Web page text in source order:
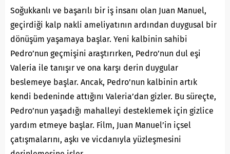
Soğukkanlı ve başarılı bir iş insanı olan Juan Manuel,
geçirdiği kalp nakli ameliyatının ardından duygusal bir
dönüşüm yaşamaya başlar. Yeni kalbinin sahibi
Pedro’nun geçmişini araştırırken, Pedro’nun dul eşi
Valeria ile tanışır ve ona karşı derin duygular
beslemeye başlar. Ancak, Pedro’nun kalbinin artık
kendi bedeninde attığını Valeria’dan gizler. Bu süreçte,
Pedro’nun yaşadığı mahalleyi desteklemek için gizlice
yardım etmeye başlar. Film, Juan Manuel’in içsel
çatışmalarını, aşkı ve vicdanıyla yüzleşmesini